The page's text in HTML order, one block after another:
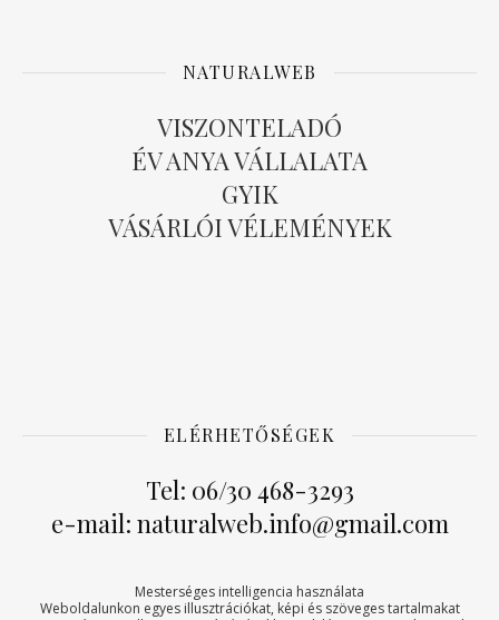
NATURALWEB
VISZONTELADÓ
ÉV ANYA VÁLLALATA
GYIK
VÁSÁRLÓI VÉLEMÉNYEK
ELÉRHETŐSÉGEK
Tel: 06/30 468-3293
e-mail: naturalweb.info@gmail.com
Mesterséges intelligencia használata
Weboldalunkon egyes illusztrációkat, képi és szöveges tartalmakat